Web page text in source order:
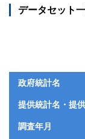
データセット
政府統計名
提供統計名・提
調査年月